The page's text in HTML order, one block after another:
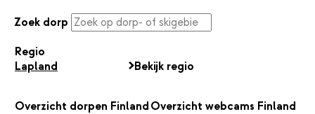
Zoek dorp
Regio
Lapland
Bekijk regio
Overzicht dorpen Finland Overzicht webcams Finland